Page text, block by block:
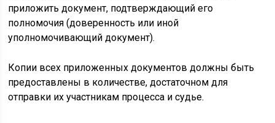
приложить документ, подтверждающий его
полномочия (доверенность или иной
уполномочивающий документ).
Копии всех приложенных документов должны быть
предоставлены в количестве, достаточном для
отправки их участникам процесса и судье.